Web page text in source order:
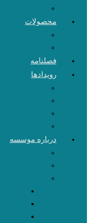
محصولات
فصلنامه
رویدادها
درباره موسسه